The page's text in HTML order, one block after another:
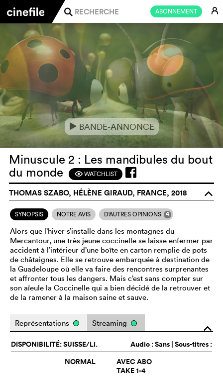
ABONNEMENT E
j
e BANDE-ANNONCE
Minuscule 2 : Les mandibules du bout
du monde
FWATCHLIST
THOMAS SZABO, HÉLÈNE GIRAUD, FRANCE, 2018 o
SYNOPSIS NOTRE AVIS D'AUTRES OPINIONS 4
Alors que l’hiver s’installe dans les montagnes du
Mercantour, une très jeune coccinelle se laisse enfermer par
accident à l’intérieur d’une boîte en carton remplie de pots
de châtaignes. Elle se retrouve embarquée à destination de
la Guadeloupe où elle va faire des rencontres surprenantes
et affronter tous les dangers. Mais c’est sans compter sur
son aïeule la Coccinelle qui a bien décidé de la retrouver et
de la ramener à la maison saine et sauve.
o
Représentations Streaming
Audio :Sans | Sous-titres :
DISPONIBILITÉ: SUISSE/LI.
NORMAL
AVEC ABO
TAKE 1-4